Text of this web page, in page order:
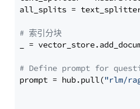
all_splits =
# 索引分块
_ =
# Define prompt for
prompt = hub.pull("rlm/